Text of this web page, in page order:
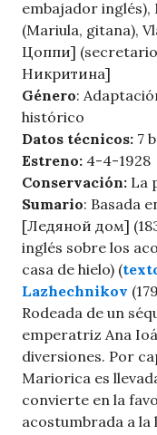
embajador
(Mariula, gitana),
Цоппи]
Никритина]
Género:
histórico
Datos técnicos: 7
Estreno: 4-4-1928
Conservación: La
Sumario: Basada
[Ледяной дом]
inglés sobre los
casa de hielo) (
Lazhechnikov
Rodeada de un
emperatriz Ana
diversiones. Por
Mariorica es
convierte en la
acostumbrada a